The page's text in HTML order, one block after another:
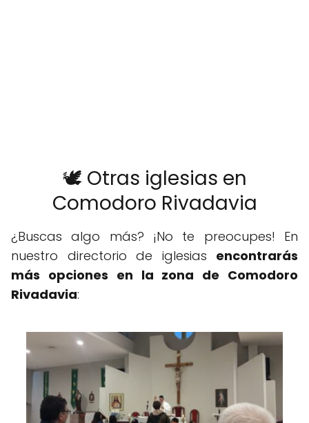
🕊️ Otras iglesias en
Comodoro Rivadavia
¿Buscas algo más? ¡No te preocupes! En
nuestro directorio de iglesias encontrarás
más opciones en la zona de Comodoro
Rivadavia: